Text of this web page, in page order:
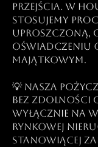
przejścia. W
stosujemy
uproszczoną,
oświadczeniu
majątkowym.
💡 Nasza
bez zdolności
wyłącznie na
rynkowej
stanowiącej